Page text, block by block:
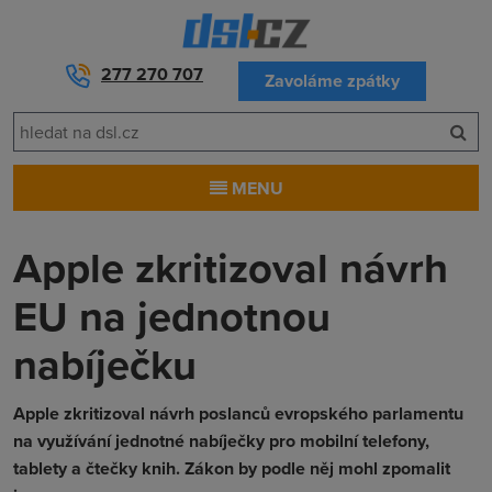
277 270 707 Zavoláme zpátky
MENU
Apple zkritizoval návrh
EU na jednotnou
nabíječku
Apple zkritizoval návrh poslanců evropského parlamentu
na využívání jednotné nabíječky pro mobilní telefony,
tablety a čtečky knih. Zákon by podle něj mohl zpomalit